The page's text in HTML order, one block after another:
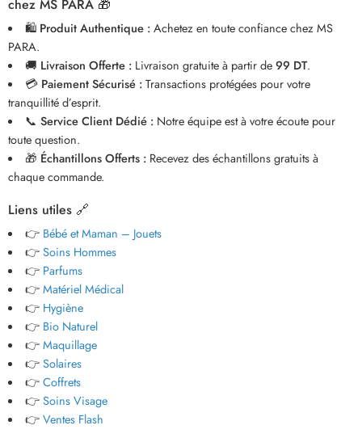
chez MS PARA 🎁
🛍️ Produit Authentique :Achetez en toute confiance chez MS
PARA.
🚚 Livraison Offerte :Livraison gratuite à partir de99 DT.
💳 Paiement Sécurisé :Transactions protégées pour votre
tranquillité d’esprit.
📞 Service Client Dédié :Notre équipe est à votre écoute pour
toute question.
🎁 Échantillons Offerts :Recevez des échantillons gratuits à
chaque commande.
Liens utiles 🔗
👉 Bébé et Maman – Jouets
👉Soins Hommes
👉 Parfums
👉Matériel Médical
👉 Hygiène
👉 Bio Naturel
👉Maquillage
👉Solaires
👉Coffrets
👉Soins Visage
👉Ventes Flash